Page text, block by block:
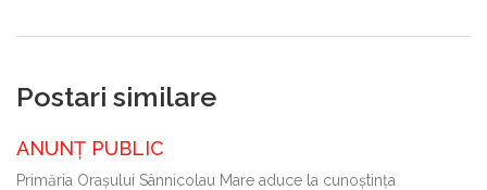
Postari similare
ANUNȚ PUBLIC
Primăria Oraşului Sânnicolau Mare aduce la cunoştinţa